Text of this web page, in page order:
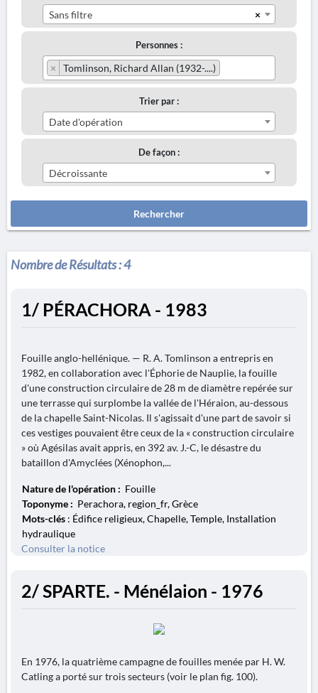
×
Sans filtre
Personnes :
× Tomlinson, Richard Allan (1932-....)
Trier par :
Date d'opération
De façon :
Décroissante
Rechercher
Nombre de Résultats :4
1/ PÉRACHORA - 1983
Fouille anglo-hellénique. — R. A. Tomlinson a entrepris en
1982, en collaboration avec l'Éphorie de Nauplie, la fouille
d'une construction circulaire de 28 m de diamètre repérée sur
une terrasse qui surplombe la vallée de l'Héraion, au-dessous
de la chapelle Saint-Nicolas. Il s'agissait d'une part de savoir si
ces vestiges pouvaient être ceux de la « construction circulaire
» où Agésilas avait appris, en 392 av. J.-C, le désastre du
bataillon d'Amyclées (Xénophon,...
Nature de l'opération : Fouille
Toponyme : Perachora, region_fr, Grèce
Mots-clés : Édifice religieux, Chapelle, Temple, Installation
hydraulique
Consulter la notice
2/ SPARTE. - Ménélaion - 1976
En 1976, la quatrième campagne de fouilles menée par H. W.
Catling a porté sur trois secteurs (voir le plan fig. 100).